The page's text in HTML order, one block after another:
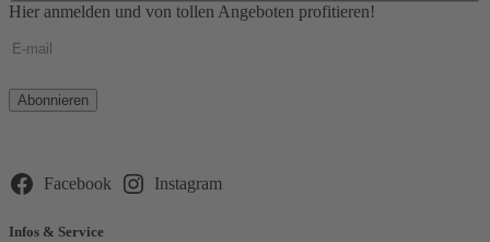
Hier anmelden und von tollen Angeboten profitieren!
Bitte
lasse
leer.
Facebook Instagram
Infos & Service